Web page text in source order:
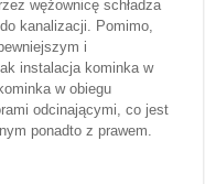
wężownicę schładza
kanalizacji. Pomimo,
i
instalacja kominka w
w obiegu
odcinającymi, co jest
ponadto z prawem.